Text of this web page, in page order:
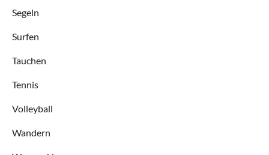
Segeln
Surfen
Tauchen
Tennis
Volleyball
Wandern